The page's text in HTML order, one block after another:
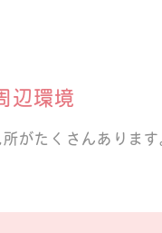
辺環境
がたくさんありま